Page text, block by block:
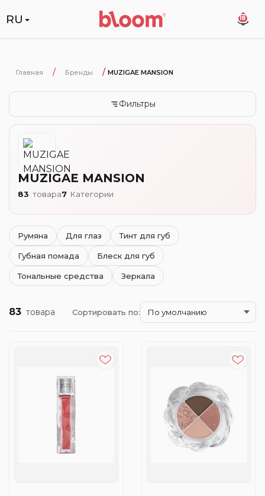
RU 18
Главная Бренды MUZIGAE MANSION
Фильтры
MUZIGAE MANSION
83 товара7 Категории
Румяна Для глаз Тинт для губ
Губная помада Блеск для губ
Тональные средства Зеркала
83 товара Сортировать по: